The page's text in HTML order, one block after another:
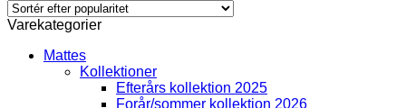
Varekategorier
Mattes
Kollektioner
Efterårs kollektion 2025
Forår/sommer kollektion 2026